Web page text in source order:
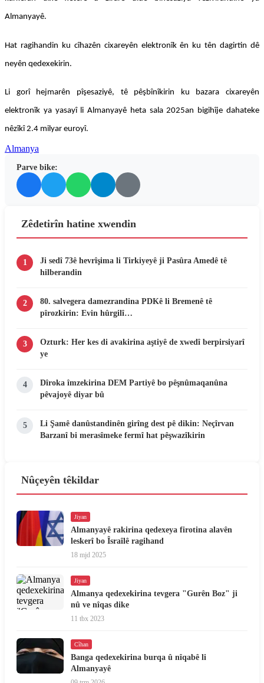
Almanyayê.
Hat ragihandin ku cîhazên cixareyên elektronîk ên ku tên dagirtin dê
neyên qedexekirin.
Li gorî hejmarên pîşesaziyê, tê pêşbînîkirin ku bazara cixareyên
elektronîk ya yasayî li Almanyayê heta sala 2025an bigihîje dahateke
nêzîkî 2.4 milyar euroyî.
Almanya
Parve bike:
Zêdetirîn hatine xwendin
1
Ji sedî 73ê hevrîşima li Tirkiyeyê ji Pasûra Amedê tê
hilberandin
2
80. salvegera damezrandina PDKê li Bremenê tê
pîrozkirin: Evin hûrgilî…
3
Ozturk: Her kes di avakirina aştiyê de xwedî berpirsiyarî
ye
4
Dîroka îmzekirina DEM Partiyê bo pêşnûmaqanûna
pêvajoyê diyar bû
5
Li Şamê danûstandinên girîng dest pê dikin: Neçîrvan
Barzanî bi merasîmeke fermî hat pêşwazîkirin
Nûçeyên têkildar
Jiyan
Almanyayê rakirina qedexeya firotina alavên
leskerî bo Îsraîlê ragihand
18 mjd 2025
Jiyan
Almanya qedexekirina tevgera "Gurên Boz" ji
nû ve nîqas dike
11 tbx 2023
Cîhan
Banga qedexekirina burqa û nîqabê li
Almanyayê